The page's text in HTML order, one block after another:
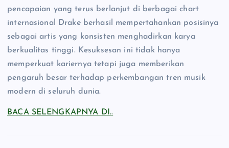
pencapaian yang terus berlanjut di berbagai chart
internasional Drake berhasil mempertahankan posisinya
sebagai artis yang konsisten menghadirkan karya
berkualitas tinggi. Kesuksesan ini tidak hanya
memperkuat kariernya tetapi juga memberikan
pengaruh besar terhadap perkembangan tren musik
modern di seluruh dunia.
BACA SELENGKAPNYA DI..